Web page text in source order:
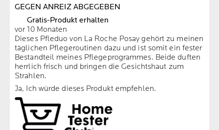
GEGEN ANREIZ ABGEGEBEN
Gratis-Produkt erhalten
vor 10 Monaten
Dieses Pfleduo von La Roche Posay gehört zu meinen
täglichen Pflegeroutinen dazu und ist somit ein fester
Bestandteil meines Pflegeprogrammes. Beide duften
herrlich frisch und bringen die Gesichtshaut zum
Strahlen.
Ja, Ich würde dieses Produkt empfehlen.